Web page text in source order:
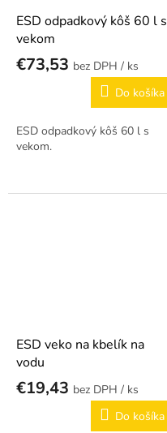
ESD odpadkový kôš 60 l s
vekom
€73,53
/ ks
Do košíka
ESD odpadkový kôš 60 l s
vekom.
ESD veko na kbelík na
vodu
€19,43
/ ks
Do košíka